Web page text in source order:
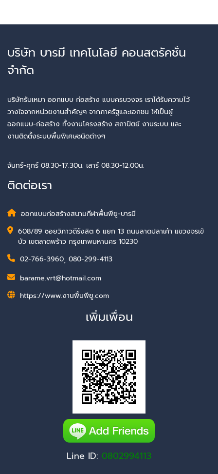
บริษัท บารมี เทคโนโลยี คอนสตรัคชั่น
จำกัด
บริษัทรับเหมา ออกแบบ ก่อสร้าง แบบครบวงจร เราได้รับความไว้
วางใจจากหน่วยงานสำคัญๆ จากภาครัฐและเอกชน ให้เป็นผู้
ออกแบบ-ก่อสร้าง ทั้งงานโครงสร้าง สถาปัตย์ งานระบบ และ
งานติดตั้งระบบพื้นพิเศษชนิดต่างๆ
จันทร์-ศุกร์ 08.30-17.30น. เสาร์ 08.30-12.00น.
ติดต่อเรา
ออกแบบก่อสร้างสนามกีฬาพื้นพียู-บารมี
608/89 ซอยวิภาวดีรังสิต 6 แยก 13 ถนนลาดปลาเค้า แขวงจรเข้
บัว เขตลาดพร้าว กรุงเทพมหานคร 10230
02-766-3960, 080-299-4113
barame.vrt@hotmail.com
https://www.งานพื้นพียู.com
เพิ่มเพื่อน
Line ID: 0802994113